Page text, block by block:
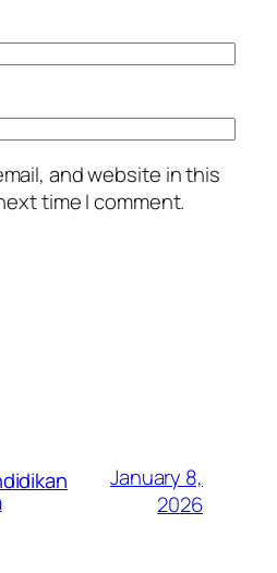
and website in this
time I comment.
January 8,
2026